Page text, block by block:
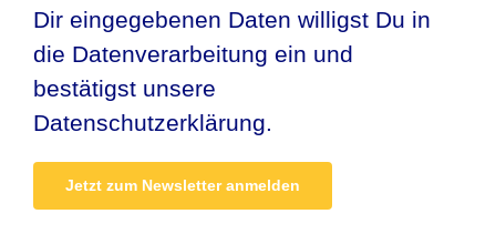
Dir eingegebenen Daten willigst Du in
die Datenverarbeitung ein und
bestätigst unsere
Datenschutzerklärung.